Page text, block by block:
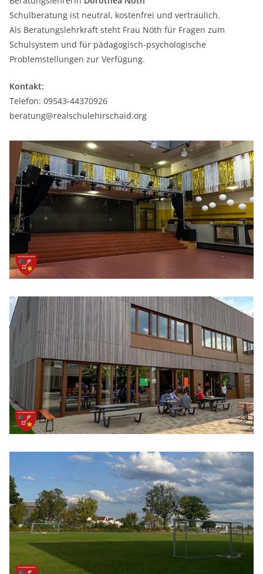
Schulberatung ist neutral, kostenfrei und vertraulich.
Als Beratungslehrkraft steht Frau Nöth für Fragen zum
Schulsystem und für pädagogisch-psychologische
Problemstellungen zur Verfügung.
Kontakt:
Telefon: 09543-44370926
beratung@realschulehirschaid.org